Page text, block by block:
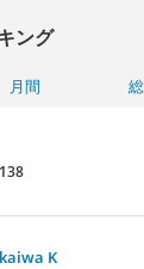
ング
月間
138
K